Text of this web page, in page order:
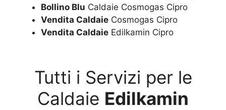
Bollino Blu Caldaie Cosmogas Cipro
Vendita Caldaie Cosmogas Cipro
Vendita Caldaie Edilkamin Cipro
Tutti i Servizi per le
Caldaie Edilkamin